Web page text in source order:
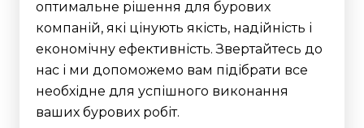
оптимальне рішення для бурових
компаній, які цінують якість, надійність і
економічну ефективність. Звертайтесь до
нас і ми допоможемо вам підібрати все
необхідне для успішного виконання
ваших бурових робіт.